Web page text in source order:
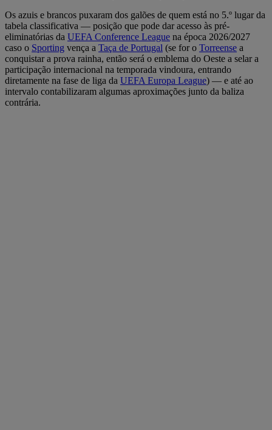
Os azuis e brancos puxaram dos galões de quem está no 5.º lugar da
tabela classificativa — posição que pode dar acesso às pré-
eliminatórias da UEFA Conference League na época 2026/2027
caso o Sporting vença a Taça de Portugal (se for o Torreense a
conquistar a prova rainha, então será o emblema do Oeste a selar a
participação internacional na temporada vindoura, entrando
diretamente na fase de liga da UEFA Europa League) — e até ao
intervalo contabilizaram algumas aproximações junto da baliza
contrária.